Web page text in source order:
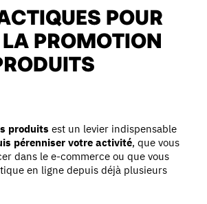
POUR
PROMOTION
produits est un levier indispensable
pérenniser votre activité, que vous
dans le e-commerce ou que vous
en ligne depuis déjà plusieurs